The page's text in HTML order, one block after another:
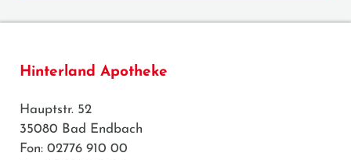
Hinterland Apotheke
Hauptstr. 52
35080 Bad Endbach
Fon: 02776 910 00